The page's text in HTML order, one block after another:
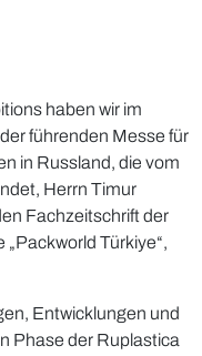
haben wir im
führenden Messe für
in Russland, die vom
Herrn Timur
Fachzeitschrift der
Türkiye“,
Entwicklungen und
Phase der Ruplastica